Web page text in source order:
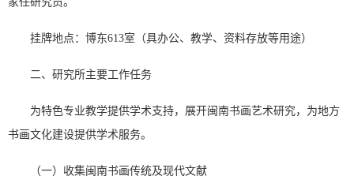
挂牌地点：博东613室（具办公、教学、资料存放等用途）
二、研究所主要工作任务
为特色专业教学提供学术支持，展开闽南书画艺术研究，为地方
书画文化建设提供学术服务。
（一）收集闽南书画传统及现代文献